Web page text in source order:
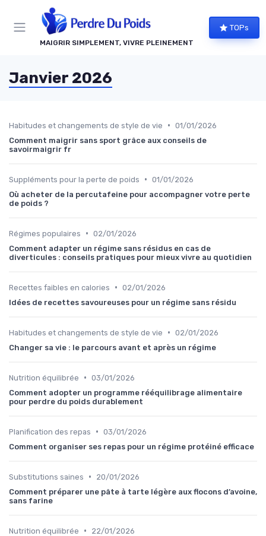
MAIGRIR SIMPLEMENT, VIVRE PLEINEMENT
TOPs
Janvier 2026
Habitudes et changements de style de vie • 01/01/2026
Comment maigrir sans sport grâce aux conseils de
savoirmaigrir fr
Suppléments pour la perte de poids • 01/01/2026
Où acheter de la percutafeine pour accompagner votre perte
de poids ?
Régimes populaires • 02/01/2026
Comment adapter un régime sans résidus en cas de
diverticules : conseils pratiques pour mieux vivre au quotidien
Recettes faibles en calories • 02/01/2026
Idées de recettes savoureuses pour un régime sans résidu
Habitudes et changements de style de vie • 02/01/2026
Changer sa vie : le parcours avant et après un régime
Nutrition équilibrée • 03/01/2026
Comment adopter un programme rééquilibrage alimentaire
pour perdre du poids durablement
Planification des repas • 03/01/2026
Comment organiser ses repas pour un régime protéiné efficace
Substitutions saines •
20/01/2026
Comment préparer une pâte à tarte légère aux flocons d’avoine,
sans farine
Nutrition équilibrée •
22/01/2026
Panneau de gestion des cookies